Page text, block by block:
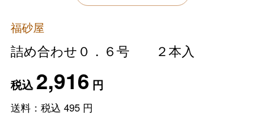
福砂屋
詰め合わせ０．６号 ２本入
税込2,916 円
送料：税込 495円